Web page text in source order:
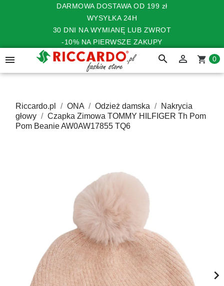
DARMOWA DOSTAWA OD 199 zł
WYSYŁKA 24H
30 DNI NA WYMIANĘ LUB ZWROT
-10% NA PIERWSZE ZAKUPY
 search  shopping_cart 0
Riccardo.pl ONA Odzież damska
Nakrycia
głowy
Czapka Zimowa TOMMY HILFIGER Th Pom
Pom Beanie AW0AW17855 TQ6
